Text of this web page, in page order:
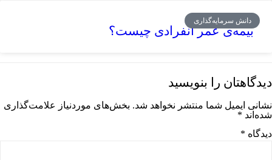
دانش سرمایه‌گذاری
بیمه‌ی عمر انفرادی چیست؟
دیدگاهتان را بنویسید
نشانی ایمیل شما منتشر نخواهد شد. بخش‌های موردنیاز علامت‌گذاری
شده‌اند *
دیدگاه *